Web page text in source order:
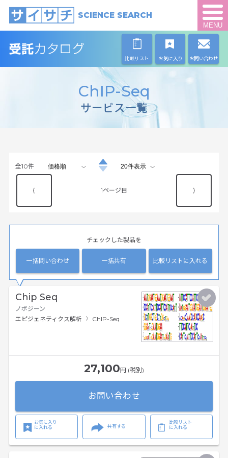
SCIENCE SEARCH
MENU
比較リスト お気に入り お問い合わせ
ChIP-Seq
サービス一覧
全10件
⟨ 1 ⟩
チェックした製品を
一括問い合わせ 一括共有 比較リストに入れる
Chip Seq
ノボジーン
エピジェネティクス解析
ChIP-Seq
27,100円 (税別)
お問い合わせ
お気に入り
に入れる
共有する
比較リスト
に入れる